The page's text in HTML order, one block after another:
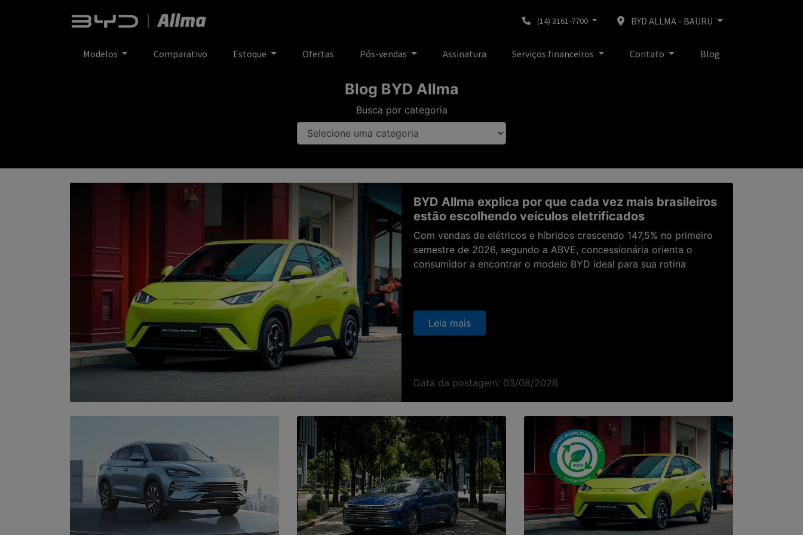
(14) 3161-7700 BYD ALLMA - BAURU
Modelos Comparativo Estoque Ofertas Pós-vendas Assinatura Serviços financeiros Contato Blog
Blog BYD Allma
Busca por categoria
BYD Allma explica por que cada vez mais brasileiros
estão escolhendo veículos eletrificados
Com vendas de elétricos e híbridos crescendo 147,5% no primeiro
semestre de 2026, segundo a ABVE, concessionária orienta o
consumidor a encontrar o modelo BYD ideal para sua rotina
Leia mais
Data da postagem: 03/08/2026